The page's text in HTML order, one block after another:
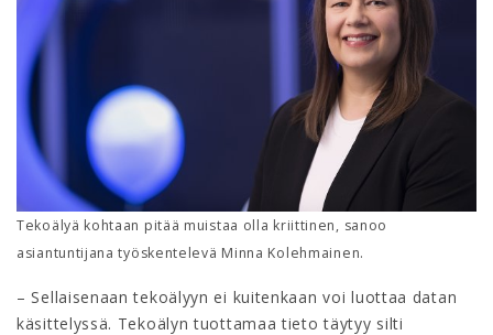
Tekoälyä kohtaan pitää muistaa olla kriittinen, sanoo
asiantuntijana työskentelevä Minna Kolehmainen.
– Sellaisenaan tekoälyyn ei kuitenkaan voi luottaa datan
käsittelyssä. Tekoälyn tuottamaa tieto täytyy silti